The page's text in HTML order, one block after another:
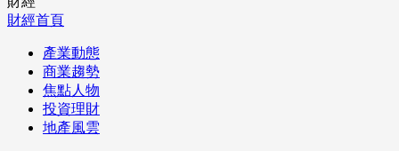
財經首頁
產業動態
商業趨勢
焦點人物
投資理財
地產風雲